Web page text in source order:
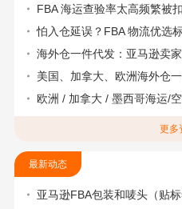
FBA 海运查验率太高频繁被扣
怕入仓延误？FBA 物流优选标准
海外仓一件代发：亚马逊卖
美国、加拿大、欧洲海外仓
欧洲 / 加拿大 / 墨西哥海运/
更多
最新动态
亚马逊FBA包装和唛头（贴